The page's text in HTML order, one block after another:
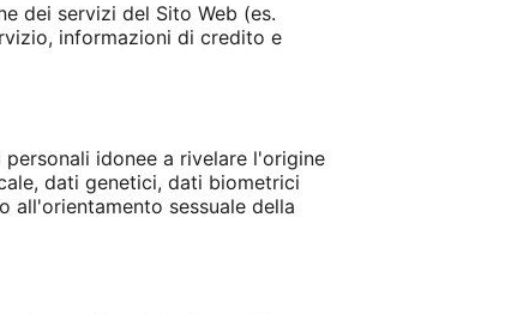
dei servizi del Sito Web (es.
informazioni di credito e
idonee a rivelare l'origine
dati genetici, dati biometrici
all'orientamento sessuale della